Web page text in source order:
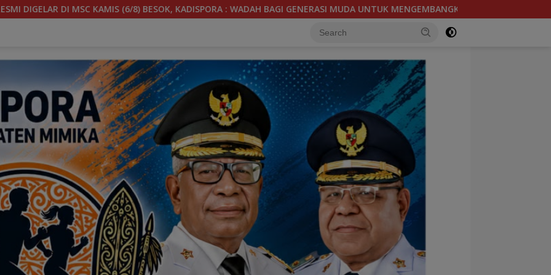
: WADAH BAGI GENERASI MUDA UNTUK MENGEMBANGKAN BAKAT SOEKARNO CUP 2026, TIM SEPAKBOLA